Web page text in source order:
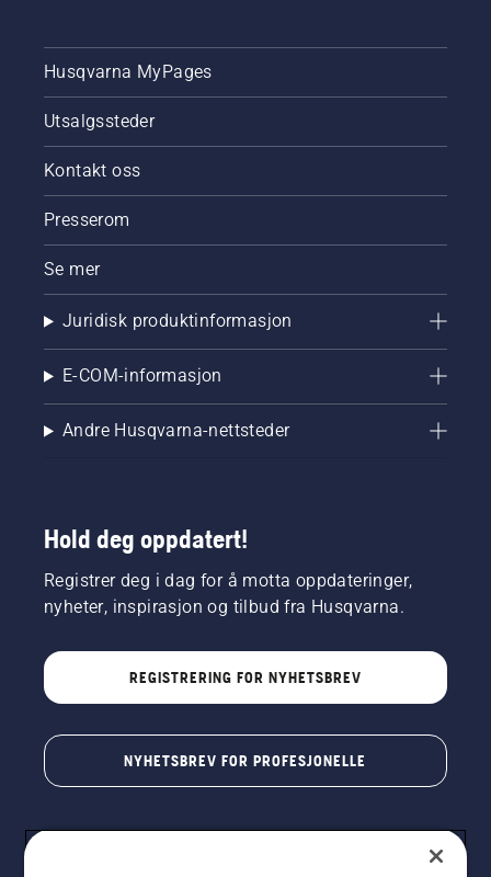
Husqvarna MyPages
Utsalgssteder
Kontakt oss
Presserom
Se mer
Juridisk produktinformasjon
E-COM-informasjon
Andre Husqvarna-nettsteder
Hold deg oppdatert!
Registrer deg i dag for å motta oppdateringer,
nyheter, inspirasjon og tilbud fra Husqvarna.
REGISTRERING FOR NYHETSBREV
NYHETSBREV FOR PROFESJONELLE